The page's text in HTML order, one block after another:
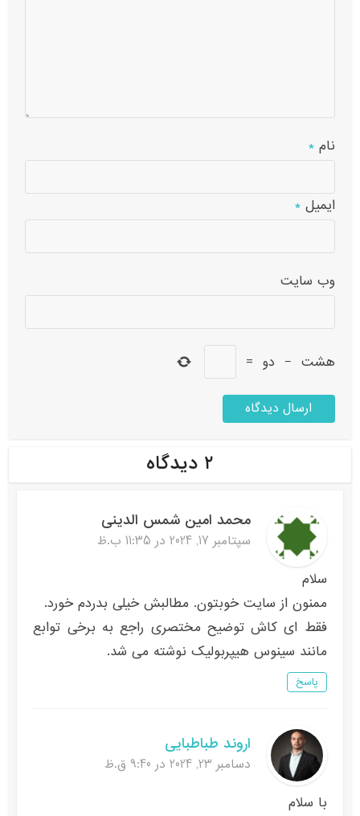
نام*
ایمیل*
وب‌ سایت
هشت − دو =
۲ دیدگاه
محمد امین شمس الدینی
سپتامبر 17, 2024 در 11:35 ب.ظ
سلام
ممنون از سایت خوبتون. مطالبش خیلی بدردم خورد.
فقط ای کاش توضیح مختصری راجع به برخی توابع
مانند سینوس هیپربولیک نوشته می شد.
پاسخ
اروند طباطبایی
دسامبر 23, 2024 در 9:40 ق.ظ
با سلام